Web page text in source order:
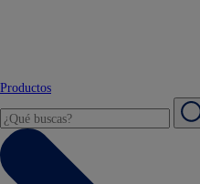
Productos